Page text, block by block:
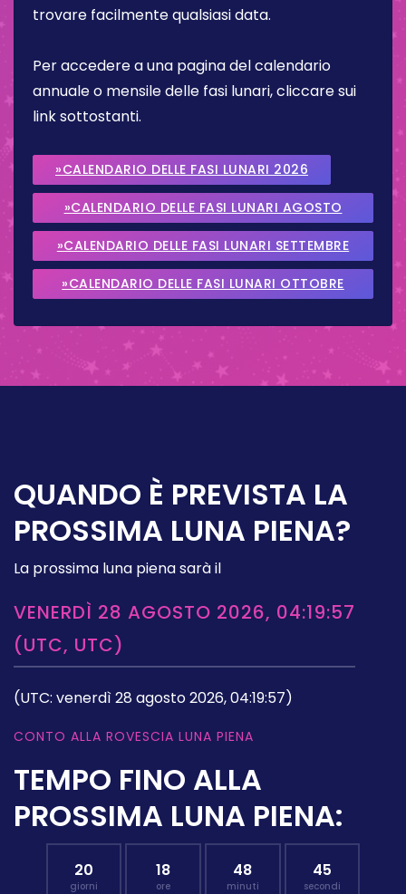
trovare facilmente qualsiasi data.
Per accedere a una pagina del calendario
annuale o mensile delle fasi lunari, cliccare sui
link sottostanti.
»CALENDARIO DELLE FASI LUNARI 2026
»CALENDARIO DELLE FASI LUNARI AGOSTO
2026
»CALENDARIO DELLE FASI LUNARI SETTEMBRE
2026
»CALENDARIO DELLE FASI LUNARI OTTOBRE
QUANDO È PREVISTA LA
PROSSIMA LUNA PIENA?
La prossima luna piena sarà il
VENERDÌ 28 AGOSTO 2026, 04:19:57
(UTC, UTC)
(UTC: venerdì 28 agosto 2026, 04:19:57)
CONTO ALLA ROVESCIA LUNA PIENA
TEMPO FINO ALLA
PROSSIMA LUNA PIENA:
20
giorni
18
ore
48
minuti
44
secondi